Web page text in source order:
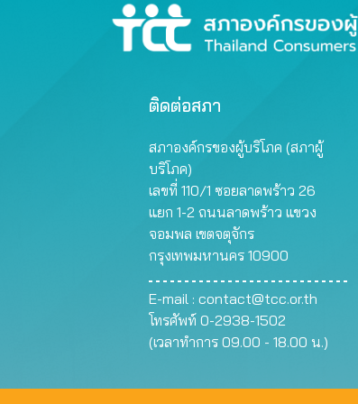
ติดต่อสภา
สภาองค์กรของผู้บริโภค (สภาผู้
บริโภค)
เลขที่ 110/1 ซอยลาดพร้าว 26
แยก 1-2 ถนนลาดพร้าว แขวง
จอมพล เขตจตุจักร
กรุงเทพมหานคร 10900
E-mail : contact@tcc.or.th
โทรศัพท์ 0-2938-1502
(เวลาทำการ 09.00 - 18.00 น.)